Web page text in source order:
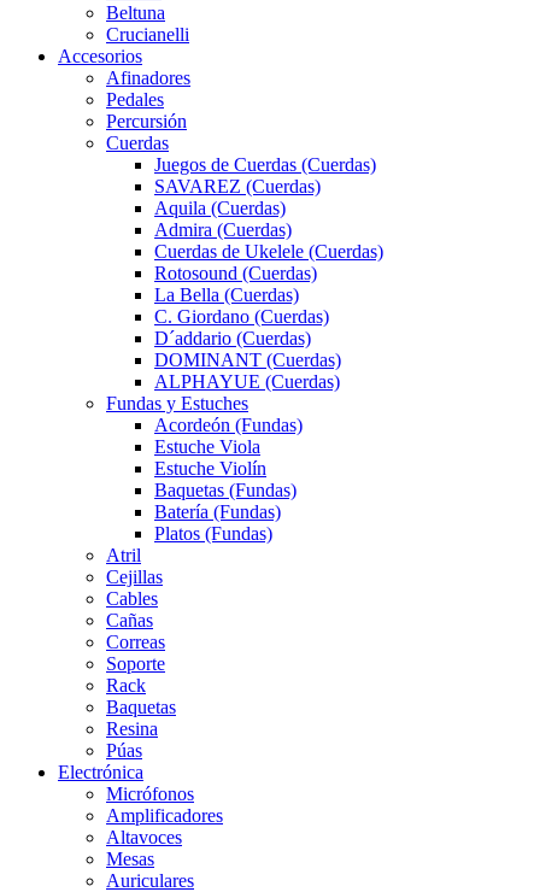
Beltuna
Crucianelli
Accesorios
Afinadores
Pedales
Percursión
Cuerdas
Juegos de Cuerdas (Cuerdas)
SAVAREZ (Cuerdas)
Aquila (Cuerdas)
Admira (Cuerdas)
Cuerdas de Ukelele (Cuerdas)
Rotosound (Cuerdas)
La Bella (Cuerdas)
C. Giordano (Cuerdas)
D´addario (Cuerdas)
DOMINANT (Cuerdas)
ALPHAYUE (Cuerdas)
Fundas y Estuches
Acordeón (Fundas)
Estuche Viola
Estuche Violín
Baquetas (Fundas)
Batería (Fundas)
Platos (Fundas)
Atril
Cejillas
Cables
Cañas
Correas
Soporte
Rack
Baquetas
Resina
Púas
Electrónica
Micrófonos
Amplificadores
Altavoces
Mesas
Auriculares